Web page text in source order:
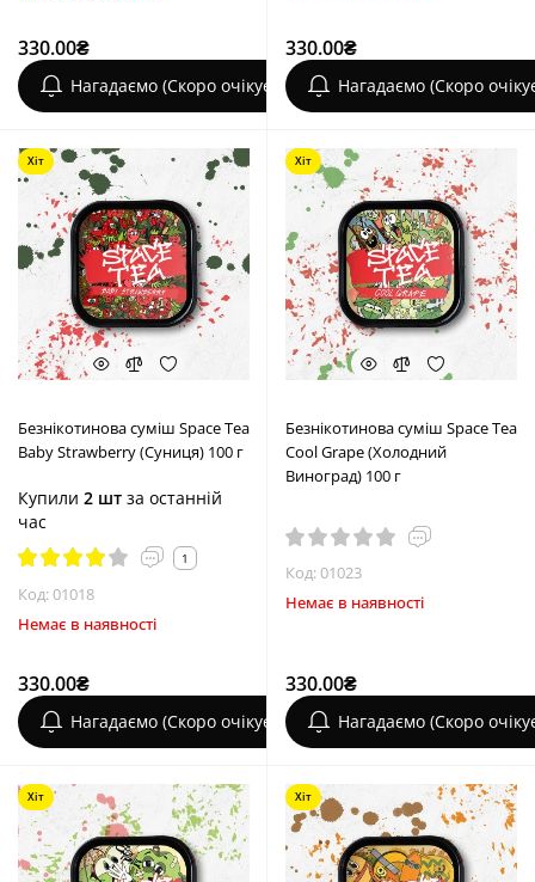
330.00₴
Нагадаємо (Скоро очікується)
330.00₴
Нагадаємо (Скоро
Хіт
Безнікотинова суміш Space Tea
Baby Strawberry (Суниця) 100 г
Купили 2 шт за останній
час
1
Код: 01018
Немає в наявності
330.00₴
Нагадаємо (Скоро очікується)
Хіт
Безнікотинова суміш Space Tea
Cool Grape (Холодний
Виноград) 100 г
Код: 01023
Немає в наявності
330.00₴
Нагадаємо (Скоро
Хіт Хіт